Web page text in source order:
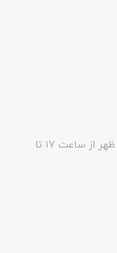
شنبه تا پنجشنبه، از ساعت ۱۰:۳۰صبح تا ۱۳.۳۰ بعد از ظهر از ساعت ۱۷ تا